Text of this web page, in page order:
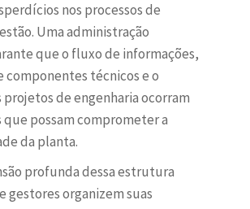
nos processos de
Uma administração
que o fluxo de informações,
componentes técnicos e o
de engenharia ocorram
que possam comprometer a
da planta.
profunda dessa estrutura
gestores organizem suas